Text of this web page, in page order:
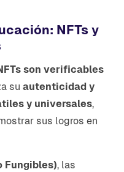
NFTs y
son verificables
su autenticidad y
y universales,
sus logros en
Fungibles), las